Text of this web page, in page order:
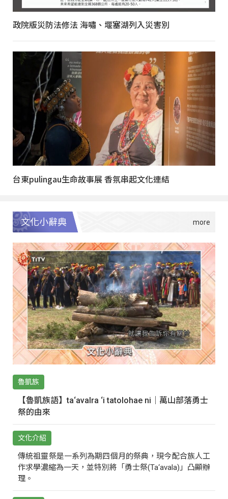
政院版災防法修法 海嘯、堰塞湖列入災害別
台東pulingau生命故事展 香氛串起文化連結
文化小辭典
魯凱族
【魯凱族語】ta‘avalra ‘i tatolohae ni｜萬山部落勇士
祭的由來
文化介紹
傳統祖靈祭是一系列為期四個月的祭典，現今配合族人工
作求學濃縮為一天，並特別將「勇士祭(Ta‘avala)」凸顯辦
理。